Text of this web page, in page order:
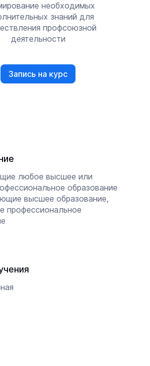
необходимых
знаний для
профсоюзной
деятельности
Запись на курс
любое высшее или
образование
высшее образование,
профессиональное